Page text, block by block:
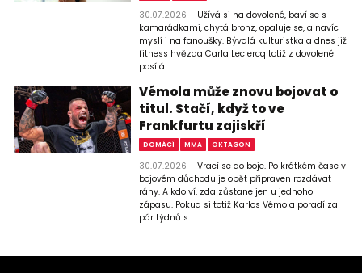
30.07.2026
Užívá si na dovolené, baví se s
kamarádkami, chytá bronz, opaluje se, a navíc
myslí i na fanoušky. Bývalá kulturistka a dnes již
fitness hvězda Carla Leclercq totiž z dovolené
posílá ...
Vémola může znovu bojovat o
titul. Stačí, když to ve
Frankfurtu zajiskří
DOMÁCÍ MMA OKTAGON
30.07.2026
Vrací se do boje. Po krátkém čase v
bojovém důchodu je opět připraven rozdávat
rány. A kdo ví, zda zůstane jen u jednoho
zápasu. Pokud si totiž Karlos Vémola poradí za
pár týdnů s ...